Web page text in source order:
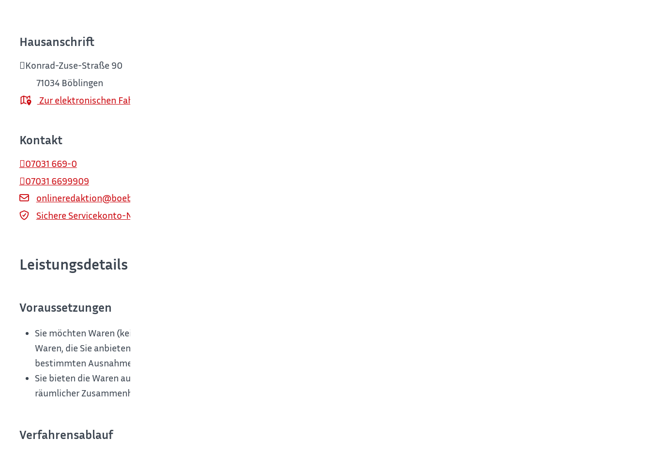
Hausanschrift
Konrad-Zuse-Straße 90
71034 Böblingen
Zur elektronischen Fahrplanauskunft
Kontakt
07031 669-0
07031 6699909
onlineredaktion@boeblingen.de
Sichere Servicekonto-Nachricht über service-bw.de senden
Leistungsdetails
Voraussetzungen
Sie möchten Waren (keine Dienstleistungen) auf einer bestimmten Veranstaltung oder zu einem bestimmten Anlass anbieten. Der Verkauf der
Waren, die Sie anbieten möchten, darf nicht im Reisegewerbe verboten sein (verboten sind zum Beispiel Edelmetalle, Edelsteine, Alkohol – mit
bestimmten Ausnahmen).
Sie bieten die Waren auf der Veranstaltung selbst, zumindest aber am Rande der betreffenden Veranstaltung an. Es muss also ein zeitlicher und
räumlicher Zusammenhang zu der Veranstaltung bestehen (zum Beispiel auf dem Vorplatz oder den Zufahrtstraßen).
Verfahrensablauf